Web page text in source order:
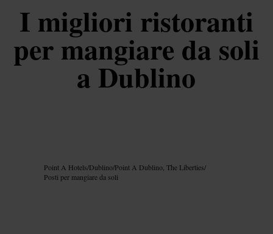
I migliori ristoranti
per mangiare da soli
a Dublino
Point A Hotels/Dublino/Point A Dublino, The Liberties/
Posti per mangiare da soli